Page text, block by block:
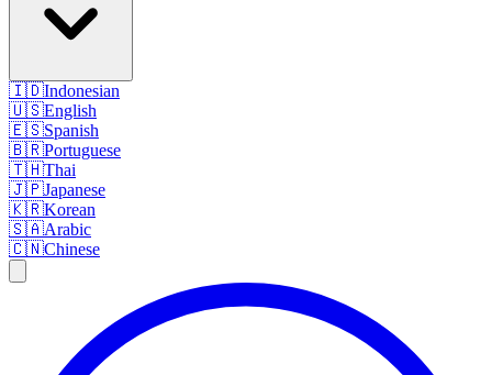
🇮🇩Indonesian
🇺🇸English
🇪🇸Spanish
🇧🇷Portuguese
🇹🇭Thai
🇯🇵Japanese
🇰🇷Korean
🇸🇦Arabic
🇨🇳Chinese